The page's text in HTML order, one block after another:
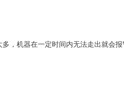
机器在一定时间内无法走出就会报